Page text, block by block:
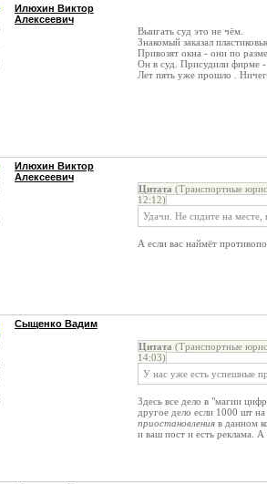
Илюхин Виктор
Алексеевич
Выигать суд это не чём.
Знакомый заказал
Привозят окна - они по
Он в суд. Присудили фирме -
Лет пять уже прошло .
Илюхин Виктор
Алексеевич
Цитата (Транспортные
12:12)
Удачи. Не сидите на месте,
А если вас наймёт
Сыщенко Вадим
Цитата (Транспортные
14:03)
У нас уже есть успешные
Здесь все дело в "магии
другое дело если 1000 шт
приостановления в данном
и ваш пост и есть реклама.